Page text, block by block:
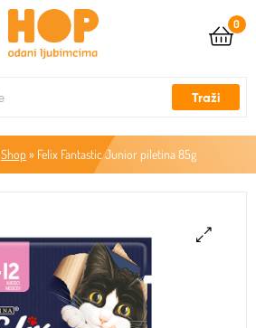
0
Traži
Shop» Felix Fantastic Junior piletina 85g